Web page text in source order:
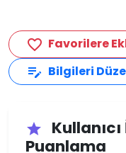
favorite_border Favorilere
edit_note Bilgileri
star
Puanlama